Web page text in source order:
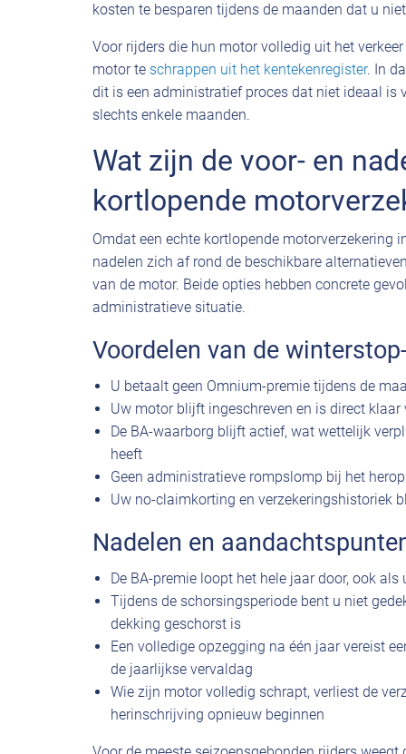
kosten te besparen tijdens de maanden dat u
Voor rijders die hun motor volledig uit het
motor te schrappen uit het kentekenregister. In
dit is een administratief proces dat niet ideaal is
slechts enkele maanden.
Wat zijn de voor- en
kortlopende
Omdat een echte kortlopende motorverzekering
nadelen zich af rond de beschikbare
van de motor. Beide opties hebben concrete
administratieve situatie.
Voordelen van de
U betaalt geen Omnium-premie tijdens de
Uw motor blijft ingeschreven en is direct
De BA-waarborg blijft actief, wat wettelijk
heeft
Geen administratieve rompslomp bij het
Uw no-claimkorting en verzekeringshistoriek
Nadelen en
De BA-premie loopt het hele jaar door, ook als
Tijdens de schorsingsperiode bent u niet
dekking geschorst is
Een volledige opzegging na één jaar vereist
de jaarlijkse vervaldag
Wie zijn motor volledig schrapt, verliest de
herinschrijving opnieuw beginnen